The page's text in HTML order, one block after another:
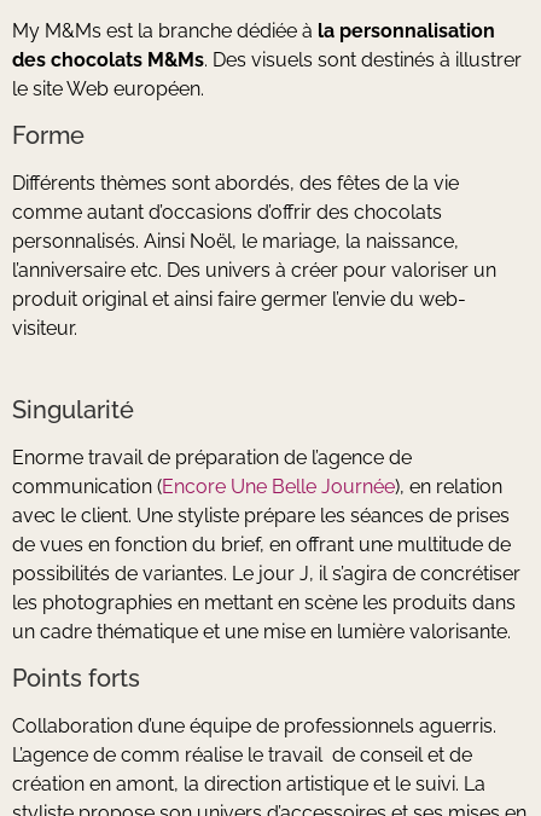
My M&Ms est la branche dédiée à la personnalisation
des chocolats M&Ms. Des visuels sont destinés à illustrer
le site Web européen.
Forme
Différents thèmes sont abordés, des fêtes de la vie
comme autant d’occasions d’offrir des chocolats
personnalisés. Ainsi Noël, le mariage, la naissance,
l’anniversaire etc. Des univers à créer pour valoriser un
produit original et ainsi faire germer l’envie du web-
visiteur.
Singularité
Enorme travail de préparation de l’agence de
communication (Encore Une Belle Journée), en relation
avec le client. Une styliste prépare les séances de prises
de vues en fonction du brief, en offrant une multitude de
possibilités de variantes. Le jour J, il s’agira de concrétiser
les photographies en mettant en scène les produits dans
un cadre thématique et une mise en lumière valorisante.
Points forts
Collaboration d’une équipe de professionnels aguerris.
L’agence de comm réalise le travail de conseil et de
création en amont, la direction artistique et le suivi. La